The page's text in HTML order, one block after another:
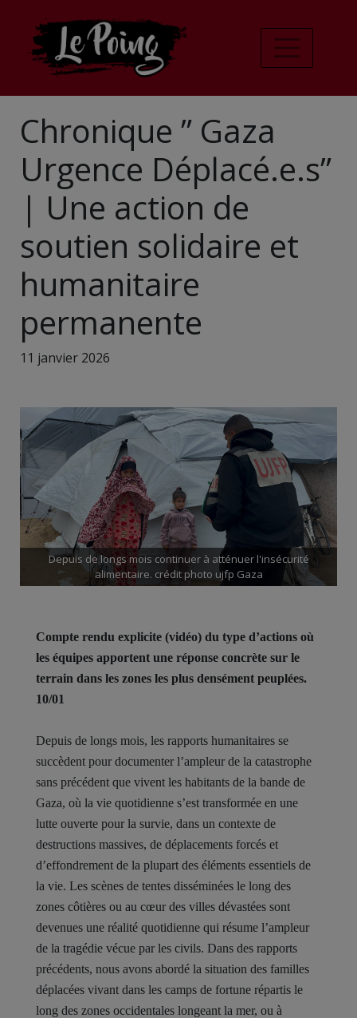
Chronique ” Gaza
Urgence Déplacé.e.s”
| Une action de
soutien solidaire et
humanitaire
permanente
11 janvier 2026
Depuis de longs mois continuer à atténuer l'insécurité
alimentaire. crédit photo ujfp Gaza
Compte rendu explicite (vidéo) du type d’actions où
les équipes apportent une réponse concrète sur le
terrain dans les zones les plus densément peuplées.
10/01
Depuis de longs mois, les rapports humanitaires se
succèdent pour documenter l’ampleur de la catastrophe
sans précédent que vivent les habitants de la bande de
Gaza, où la vie quotidienne s’est transformée en une
lutte ouverte pour la survie, dans un contexte de
destructions massives, de déplacements forcés et
d’effondrement de la plupart des éléments essentiels de
la vie. Les scènes de tentes disséminées le long des
zones côtières ou au cœur des villes dévastées sont
devenues une réalité quotidienne qui résume l’ampleur
de la tragédie vécue par les civils. Dans des rapports
précédents, nous avons abordé la situation des familles
déplacées vivant dans les camps de fortune répartis le
long des zones occidentales longeant la mer, ou à